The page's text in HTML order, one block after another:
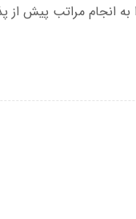
انجام مراتب پیش از